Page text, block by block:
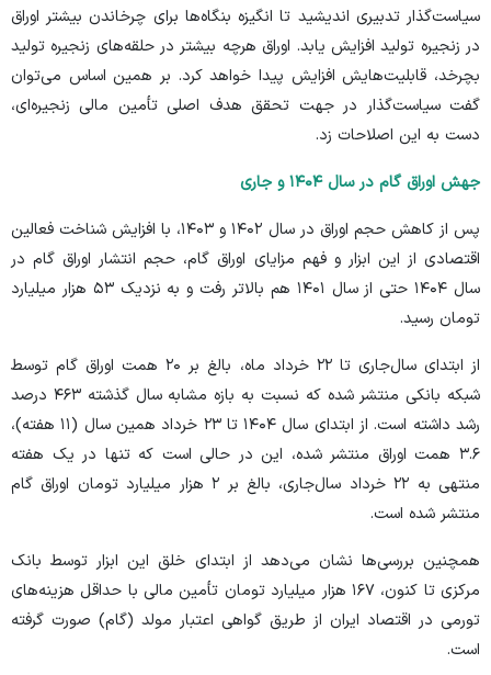
سیاست‌گذار تدبیری اندیشید تا انگیزه بنگاه‌ها برای چرخاندن بیشتر اوراق
در زنجیره تولید افزایش یابد. اوراق هرچه بیشتر در حلقه‌های زنجیره تولید
بچرخد، قابلیت‌هایش افزایش پیدا خواهد کرد. بر همین اساس می‌توان
گفت سیاست‌گذار در جهت تحقق هدف اصلی تأمین مالی زنجیره‌ای،
دست به این اصلاحات زد.
جهش اوراق گام در سال ۱۴۰۴ و جاری
پس از کاهش حجم اوراق در سال ۱۴۰۲ و ۱۴۰۳، با افزایش شناخت فعالین
اقتصادی از این ابزار و فهم مزایای اوراق گام، حجم انتشار اوراق گام در
سال ۱۴۰۴ حتی از سال ۱۴۰۱ هم بالاتر رفت و به نزدیک ۵۳ هزار میلیارد
تومان رسید.
از ابتدای سال‌جاری تا ۲۲ خرداد ماه، بالغ بر ۲۰ همت اوراق گام توسط
شبکه بانکی منتشر شده که نسبت به بازه مشابه سال گذشته ۴۶۳ درصد
رشد داشته است. از ابتدای سال ۱۴۰۴ تا ۲۳ خرداد همین سال (۱۱ هفته)،
۳.۶ همت اوراق منتشر شده، این در حالی است که تنها در یک هفته
منتهی به ۲۲ خرداد سال‌جاری، بالغ بر ۲ هزار میلیارد تومان اوراق گام
منتشر شده است.
همچنین بررسی‌ها نشان می‌دهد از ابتدای خلق این ابزار توسط بانک
مرکزی تا کنون، ۱۶۷ هزار میلیارد تومان تأمین مالی با حداقل هزینه‌های
تورمی در اقتصاد ایران از طریق گواهی اعتبار مولد (گام) صورت گرفته
است.